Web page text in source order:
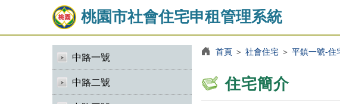
桃園市社會住宅申租管理系統
中路一號
中路二號
首頁＞ 社會住宅＞ 平鎮一號-住
住宅簡介